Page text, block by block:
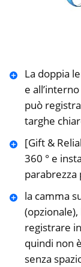
La doppia
e
può
targhe
[Gift &
360 ° e
parabrezza
la camma
registrare
quindi non
senza